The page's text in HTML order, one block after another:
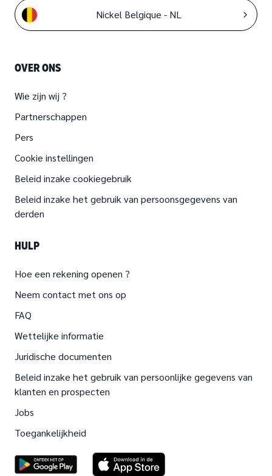
OVER ONS
Wie zijn wij ?
Partnerschappen
Pers
Cookie instellingen
Beleid inzake cookiegebruik
Beleid inzake het gebruik van persoonsgegevens van
derden
HULP
Hoe een rekening openen ?
Neem contact met ons op
FAQ
Wettelijke informatie
Juridische documenten
Beleid inzake het gebruik van persoonlijke gegevens van
klanten en prospecten
Jobs
Toegankelijkheid
Nickel Belgique - NL